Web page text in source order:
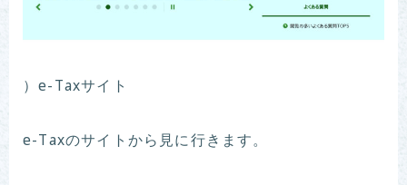
）e-Taxサイト
e-Taxのサイトから見に行きます。